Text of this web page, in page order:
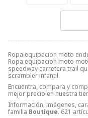
Ropa equipacion moto
Ropa equipacion moto
speedway carretera trail
scrambler infantil.
Encuentra, compara y
mejor precio en nuestra
Información, imágenes,
familia Boutique. 621